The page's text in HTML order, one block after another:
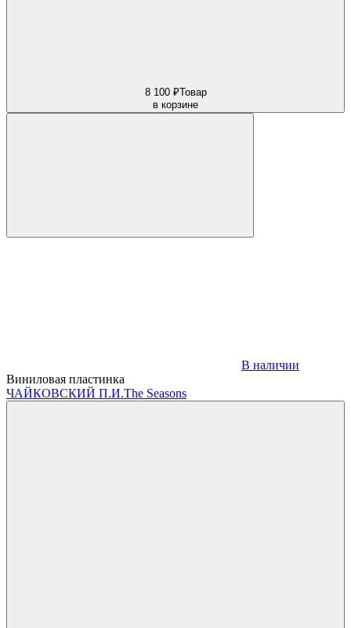
8 100 ₽Товар
в корзине
В наличии
Виниловая пластинка
ЧАЙКОВСКИЙ П.И.The Seasons